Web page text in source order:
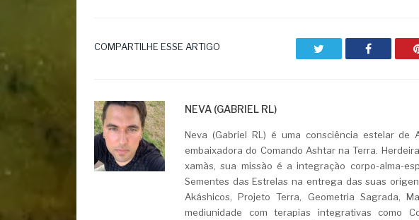
COMPARTILHE ESSE ARTIGO Facebook
NEVA (GABRIEL RL)
Neva (Gabriel RL) é uma consciência estelar de
embaixadora do Comando Ashtar na Terra.
xamãs, sua missão é a integração corpo-alma-
Sementes das Estrelas na entrega das suas
Akáshicos, Projeto Terra, Geometria Sagrada,
mediunidade com terapias integrativas como